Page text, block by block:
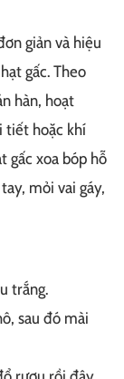
giản và hiệu
gấc. Theo
hàn, hoạt
tiết hoặc khí
gấc xoa bóp hỗ
mỏi vai gáy,
trắng.
sau đó mài